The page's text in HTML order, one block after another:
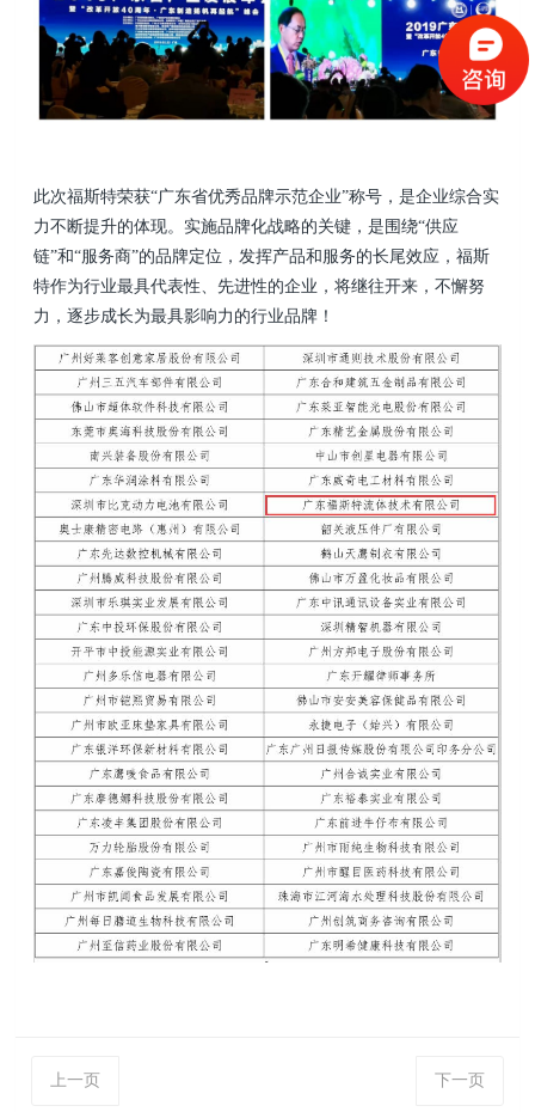
此次福斯特荣获“广东省优秀品牌示范企业”称号，是企业综合实
力不断提升的体现。实施品牌化战略的关键，是围绕“供应
链”和“服务商”的品牌定位，发挥产品和服务的长尾效应，福斯
特作为行业最具代表性、先进性的企业，将继往开来，不懈努
力，逐步成长为最具影响力的行业品牌！
上一页 下一页